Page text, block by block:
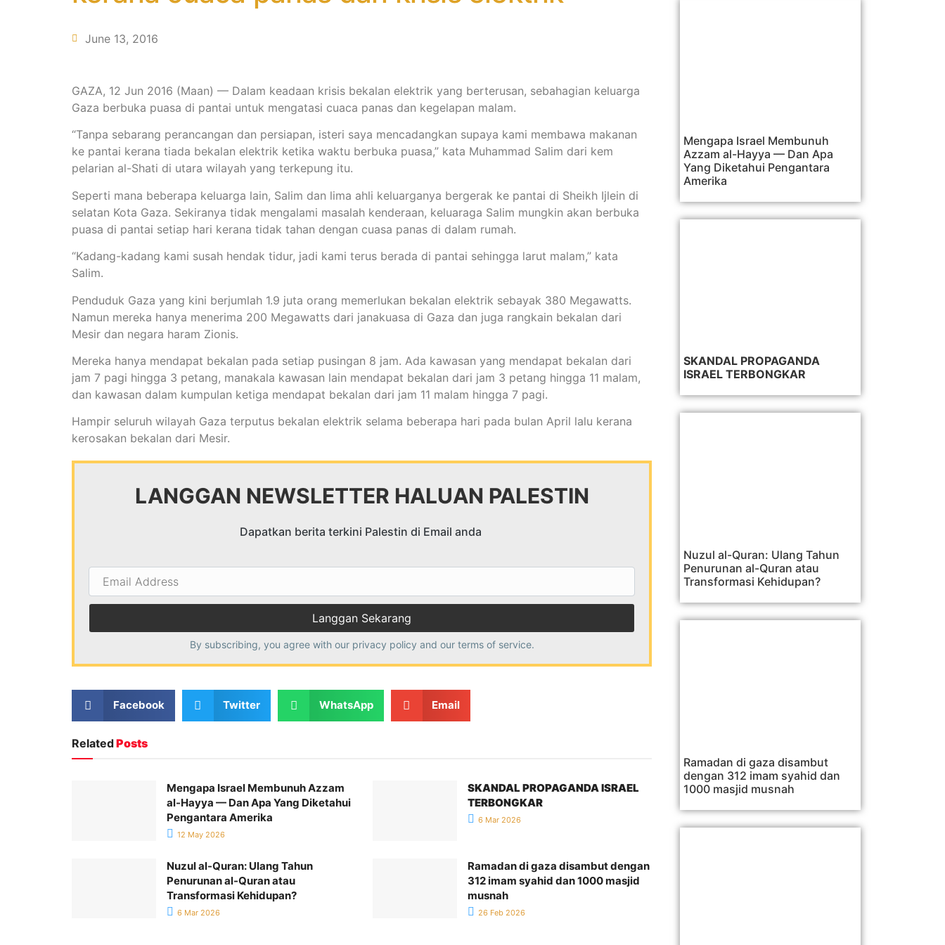
June 13, 2016
GAZA, 12 Jun 2016 (Maan) — Dalam keadaan krisis bekalan elektrik yang berterusan, sebahagian keluarga
Gaza berbuka puasa di pantai untuk mengatasi cuaca panas dan kegelapan malam.
“Tanpa sebarang perancangan dan persiapan, isteri saya mencadangkan supaya kami membawa makanan
ke pantai kerana tiada bekalan elektrik ketika waktu berbuka puasa,” kata Muhammad Salim dari kem
pelarian al-Shati di utara wilayah yang terkepung itu.
Seperti mana beberapa keluarga lain, Salim dan lima ahli keluarganya bergerak ke pantai di Sheikh Ijlein di
selatan Kota Gaza. Sekiranya tidak mengalami masalah kenderaan, keluaraga Salim mungkin akan berbuka
puasa di pantai setiap hari kerana tidak tahan dengan cuasa panas di dalam rumah.
“Kadang-kadang kami susah hendak tidur, jadi kami terus berada di pantai sehingga larut malam,” kata
Salim.
Penduduk Gaza yang kini berjumlah 1.9 juta orang memerlukan bekalan elektrik sebayak 380 Megawatts.
Namun mereka hanya menerima 200 Megawatts dari janakuasa di Gaza dan juga rangkain bekalan dari
Mesir dan negara haram Zionis.
Mereka hanya mendapat bekalan pada setiap pusingan 8 jam. Ada kawasan yang mendapat bekalan dari
jam 7 pagi hingga 3 petang, manakala kawasan lain mendapat bekalan dari jam 3 petang hingga 11 malam,
dan kawasan dalam kumpulan ketiga mendapat bekalan dari jam 11 malam hingga 7 pagi.
Hampir seluruh wilayah Gaza terputus bekalan elektrik selama beberapa hari pada bulan April lalu kerana
kerosakan bekalan dari Mesir.
LANGGAN NEWSLETTER HALUAN PALESTIN
Dapatkan berita terkini Palestin di Email anda
Email
Address
By subscribing, you agree with our privacy policy and our terms of service.
Facebook Twitter WhatsApp Email
RelatedPosts
Mengapa Israel Membunuh Azzam
al-Hayya — Dan Apa Yang Diketahui
Pengantara Amerika
12 May 2026
SKANDAL PROPAGANDA ISRAEL
TERBONGKAR
6 Mar 2026
Nuzul al-Quran: Ulang Tahun
Penurunan al-Quran atau
Transformasi Kehidupan?
6 Mar 2026
Ramadan di gaza disambut dengan
312 imam syahid dan 1000 masjid
musnah
26 Feb 2026
Mengapa Israel Membunuh
Azzam al-Hayya — Dan Apa
Yang Diketahui Pengantara
Amerika
SKANDAL PROPAGANDA
ISRAEL TERBONGKAR
Nuzul al-Quran: Ulang Tahun
Penurunan al-Quran atau
Transformasi Kehidupan?
Ramadan di gaza disambut
dengan 312 imam syahid dan
1000 masjid musnah